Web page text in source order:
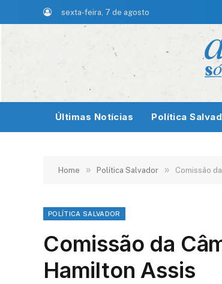
sexta-feira, 7 de agosto
Últimas Notícias Política
Home » Política Salvador » Comissão
POLÍTICA SALVADOR
Comissão da
Hamilton Assis